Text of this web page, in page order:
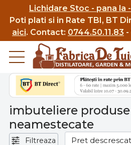
Lichidare Stoc - pana la
Poti plati si in Rate TBI, BT
aici. Contact: 0744.50.11.83 -
imbuteliere produse
neamestecate
Filtreaza